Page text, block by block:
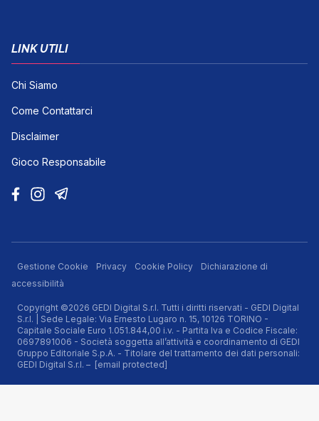
LINK UTILI
Chi Siamo
Come Contattarci
Disclaimer
Gioco Responsabile
Gestione Cookie Privacy Cookie Policy
Dichiarazione di
accessibilità
Copyright ©2026 GEDI Digital S.r.l. Tutti i diritti riservati - GEDI Digital
S.r.l. | Sede Legale: Via Ernesto Lugaro n. 15, 10126 TORINO -
Capitale Sociale Euro 1.051.844,00 i.v. - Partita Iva e Codice Fiscale:
0697891006 - Società soggetta all’attività e coordinamento di GEDI
Gruppo Editoriale S.p.A. - Titolare del trattamento dei dati personali:
GEDI Digital S.r.l. – [email protected]